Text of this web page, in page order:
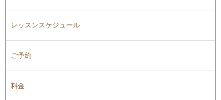
レッスンスケジュール
ご予約
料金